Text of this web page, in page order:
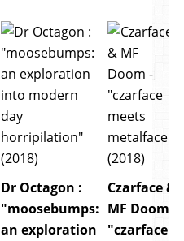
Dr Octagon :
"moosebumps:
an exploration
Czarface &
MF Doom -
"czarface